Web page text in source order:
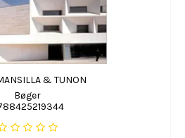
& TUNON
Bøger